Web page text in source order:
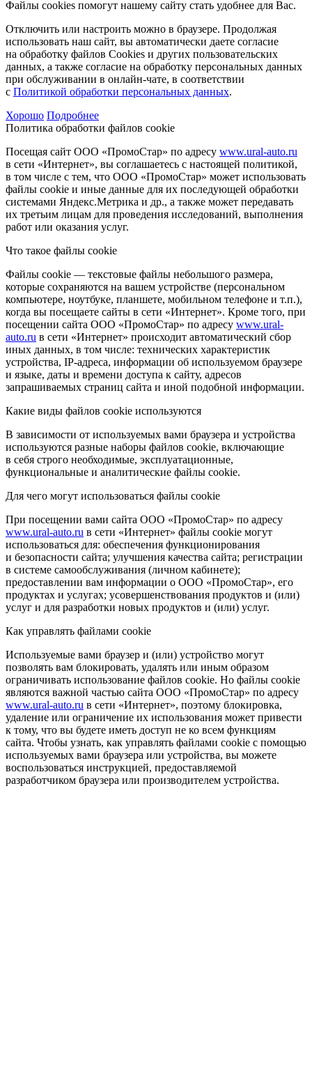
Файлы cookies помогут нашему сайту стать удобнее для Вас.
Отключить или настроить можно в браузере. Продолжая
использовать наш сайт, вы автоматически даете согласие
на обработку файлов Cookies и других пользовательских
данных, а также согласие на обработку персональных данных
при обслуживании в онлайн-чате, в соответствии
с Политикой обработки персональных данных.
Хорошо Подробнее
Политика обработки файлов cookie
Посещая сайт ООО «ПромоСтар» по адресу www.ural-auto.ru
в сети «Интернет», вы соглашаетесь с настоящей политикой,
в том числе с тем, что ООО «ПромоСтар» может использовать
файлы cookie и иные данные для их последующей обработки
системами Яндекс.Метрика и др., а также может передавать
их третьим лицам для проведения исследований, выполнения
работ или оказания услуг.
Что такое файлы cookie
Файлы cookie — текстовые файлы небольшого размера,
которые сохраняются на вашем устройстве (персональном
компьютере, ноутбуке, планшете, мобильном телефоне и т.п.),
когда вы посещаете сайты в сети «Интернет». Кроме того, при
посещении сайта ООО «ПромоСтар» по адресу www.ural-
auto.ru в сети «Интернет» происходит автоматический сбор
иных данных, в том числе: технических характеристик
устройства, IP-адреса, информации об используемом браузере
и языке, даты и времени доступа к сайту, адресов
запрашиваемых страниц сайта и иной подобной информации.
Какие виды файлов cookie используются
В зависимости от используемых вами браузера и устройства
используются разные наборы файлов cookie, включающие
в себя строго необходимые, эксплуатационные,
функциональные и аналитические файлы cookie.
Для чего могут использоваться файлы cookie
При посещении вами сайта ООО «ПромоСтар» по адресу
www.ural-auto.ru в сети «Интернет» файлы cookie могут
использоваться для: обеспечения функционирования
и безопасности сайта; улучшения качества сайта; регистрации
в системе самообслуживания (личном кабинете);
предоставлении вам информации о ООО «ПромоСтар», его
продуктах и услугах; усовершенствования продуктов и (или)
услуг и для разработки новых продуктов и (или) услуг.
Как управлять файлами cookie
Используемые вами браузер и (или) устройство могут
позволять вам блокировать, удалять или иным образом
ограничивать использование файлов cookie. Но файлы cookie
являются важной частью сайта ООО «ПромоСтар» по адресу
www.ural-auto.ru в сети «Интернет», поэтому блокировка,
удаление или ограничение их использования может привести
к тому, что вы будете иметь доступ не ко всем функциям
сайта. Чтобы узнать, как управлять файлами cookie с помощью
используемых вами браузера или устройства, вы можете
воспользоваться инструкцией, предоставляемой
разработчиком браузера или производителем устройства.